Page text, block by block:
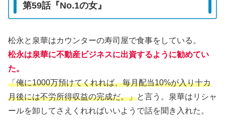
第59話『No.1の女』
松永と泉華はカウンターの寿司屋で食事をしている。
松永は泉華に不動産ビジネスに出資するように勧めてい
た。
「俺に1000万預けてくれれば、毎月配当10%が入り十カ
月後には不労所得収益の完成だ。」と言う。泉華はリシャ
ールを卸してさえくれればいいようで話を聞き入れた。